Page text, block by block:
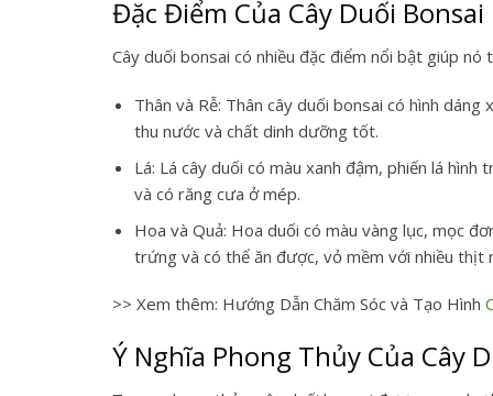
Đặc Điểm Của Cây Duối Bonsai
Cây duối bonsai có nhiều đặc điểm nổi bật giúp
Thân và Rễ: Thân cây duối bonsai có hình dáng
thu nước và chất dinh dưỡng tốt.
Lá: Lá cây duối có màu xanh đậm, phiến lá
và có răng cưa ở mép.
Hoa và Quả: Hoa duối có màu vàng lục, mọc
trứng và có thể ăn được, vỏ mềm với nhiều thịt
>> Xem thêm: Hướng Dẫn Chăm Sóc và Tạo Hình
Ý Nghĩa Phong Thủy Của Cây